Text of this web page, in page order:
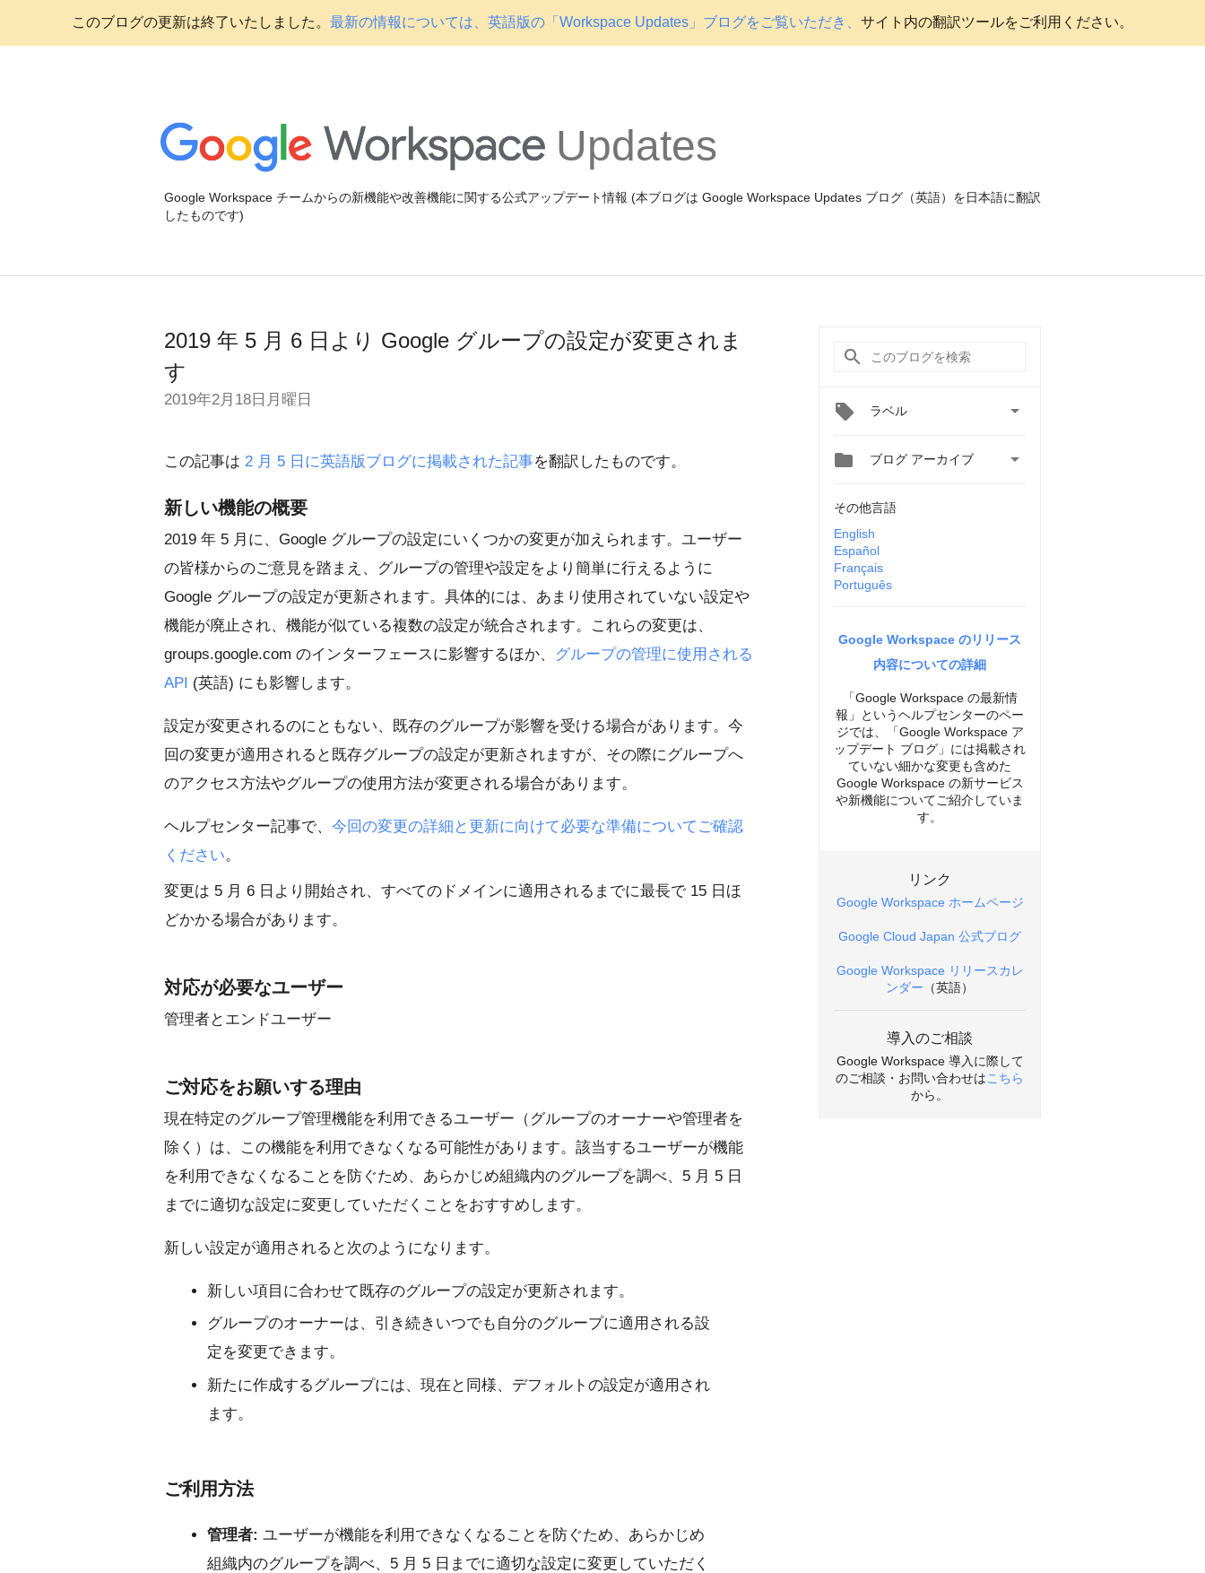
このブログの更新は終了いたしました。 最新の情報については、英語版の「Workspace Updates」ブログをご覧いただき、 サイト内の翻訳ツールをご利用ください。
Updates
Google Workspace チームからの新機能や改善機能に関する公式アップデート情報 (本ブログは Google Workspace Updates ブログ（英語）を日本語に翻訳
したものです)
2019 年 5 月 6 日より Google グループの設定が変更されま
す
2019年2月18日月曜日
この記事は 2 月 5 日に英語版ブログに掲載された記事を翻訳したものです。
新しい機能の概要
2019 年 5 月に、Google グループの設定にいくつかの変更が加えられます。ユーザー
の皆様からのご意見を踏まえ、グループの管理や設定をより簡単に行えるように
Google グループの設定が更新されます。具体的には、あまり使用されていない設定や
機能が廃止され、機能が似ている複数の設定が統合されます。これらの変更は、
groups.google.com のインターフェースに影響するほか、
グループの管理に使用される
API (英語) にも影響します。
設定が変更されるのにともない、既存のグループが影響を受ける場合があります。今
回の変更が適用されると既存グループの設定が更新されますが、その際にグループへ
のアクセス方法やグループの使用方法が変更される場合があります。
ヘルプセンター記事で、 今回の変更の詳細と更新に向けて必要な準備についてご確認
ください。
変更は 5 月 6 日より開始され、すべてのドメインに適用されるまでに最長で 15 日ほ
どかかる場合があります。
対応が必要なユーザー
管理者とエンドユーザー
ご対応をお願いする理由
現在特定のグループ管理機能を利用できるユーザー（グループのオーナーや管理者を
除く）は、この機能を利用できなくなる可能性があります。該当するユーザーが機能
を利用できなくなることを防ぐため、あらかじめ組織内のグループを調べ、5 月 5 日
までに適切な設定に変更していただくことをおすすめします。
新しい設定が適用されると次のようになります。
新しい項目に合わせて既存のグループの設定が更新されます。
グループのオーナーは、引き続きいつでも自分のグループに適用される設
定を変更できます。
新たに作成するグループには、現在と同様、デフォルトの設定が適用され
ます。
ご利用方法
管理者: ユーザーが機能を利用できなくなることを防ぐため、あらかじめ
組織内のグループを調べ、5 月 5 日までに適切な設定に変更していただく
ラベル 
 ブログ アーカイブ 
その他言語
English
Español
Français
Português
Google Workspace のリリース
内容についての詳細
「Google Workspace の最新情
報」というヘルプセンターのペー
ジでは、「Google Workspace ア
ップデート ブログ」には掲載され
ていない細かな変更も含めた
Google Workspace の新サービス
や新機能についてご紹介していま
す。
リンク
Google Workspace ホームページ
Google Cloud Japan 公式ブログ
Google Workspace リリースカレ
ンダー （英語）
導入のご相談
Google Workspace 導入に際して
のご相談・お問い合わせはこちら
から。